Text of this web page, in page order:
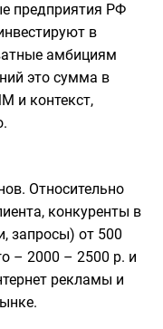
предприятия РФ
в
амбициям
это сумма в
и контекст,
Относительно
конкуренты в
запросы) от 500
– 2000 – 2500 р. и
рекламы и